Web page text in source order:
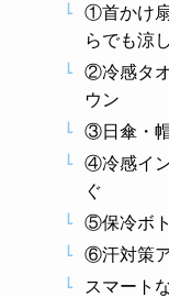
①首かけ
らでも涼
②冷感タ
ウン
③日傘・
④冷感イ
ぐ
⑤保冷ボ
⑥汗対策
スマート